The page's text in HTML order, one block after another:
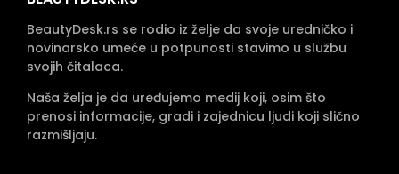
BeautyDesk.rs se rodio iz želje da svoje uredničko i
novinarsko umeće u potpunosti stavimo u službu
svojih čitalaca.
Naša želja je da uređujemo medij koji, osim što
prenosi informacije, gradi i zajednicu ljudi koji slično
razmišljaju.